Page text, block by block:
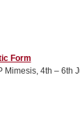
Form
Mimesis, 4th – 6th